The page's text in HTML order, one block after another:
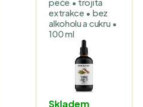
extrakce • bez
alkoholu a cukru •
100 ml
Skladem